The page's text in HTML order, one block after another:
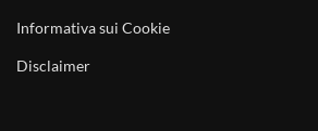
Informativa sui Cookie
Disclaimer